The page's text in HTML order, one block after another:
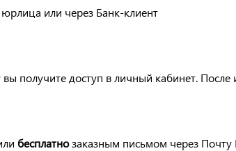
или через Банк-клиент
получите доступ в личный кабинет.
бесплатнозаказным письмом через Почту